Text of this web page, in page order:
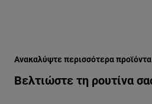
Βελτιώστε τη ρουτίνα
Ανακαλύψτε περισσότερα προϊόντα